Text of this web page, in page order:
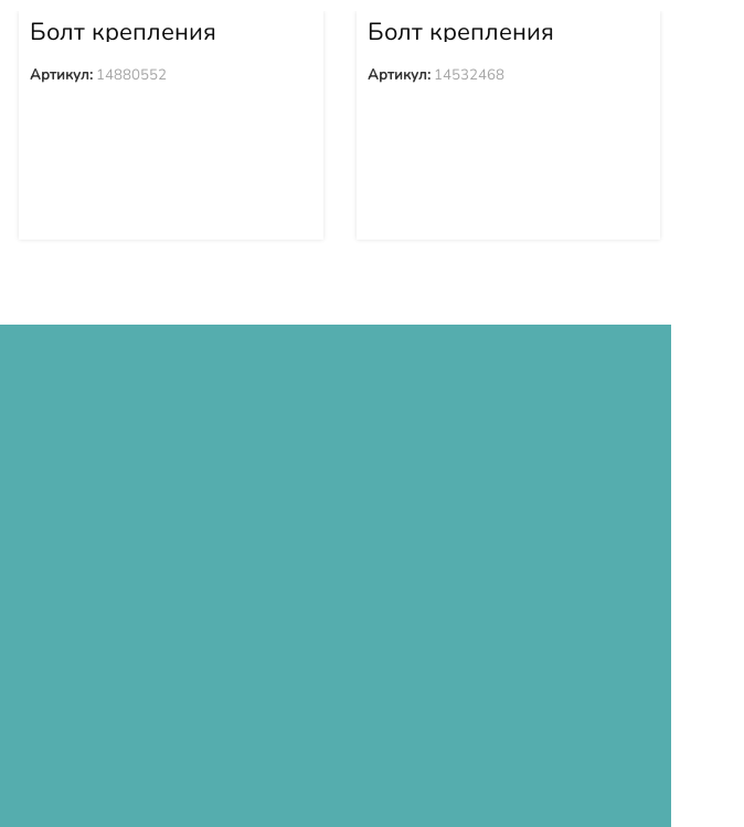
Болт крепления
башмака 14880552
Артикул: 14880552
Болт крепления
башмака 14532468
Артикул: 14532468